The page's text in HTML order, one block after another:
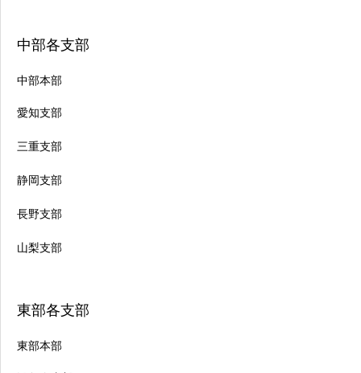
中部各支部
中部本部
愛知支部
三重支部
静岡支部
長野支部
山梨支部
東部各支部
東部本部